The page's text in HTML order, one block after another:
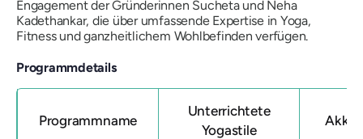
Engagement der Gründerinnen Sucheta und Neha
Kadethankar, die über umfassende Expertise in Yoga,
Fitness und ganzheitlichem Wohlbefinden verfügen.
Programmdetails
Programmname
Unterrichtete
Yogastile